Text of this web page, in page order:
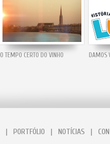
O TEMPO CERTO DO VINHO DAMOS
| PORTFÓLIO | NOTÍCIAS |